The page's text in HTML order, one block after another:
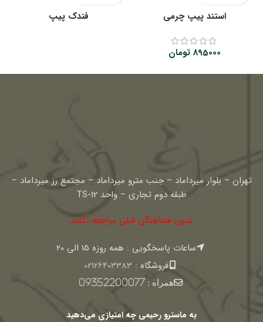
استند پیپ چرمی
895000 تومان
فندک پیپ
تهران – بلوار میرداماد – جنب مترو میرداماد – مجتمع رز میرداماد –
طبقه دوم تجاری – واحد TS-12
بدون هماهنگی قبلی مراجعه نکنید
ساعات پاسخگویی : همه روزه 15 الی 20
فروشگاه : 02126403383
همراه :09352200077
به ماسترو رحیمی چه امتیازی می‌دهید